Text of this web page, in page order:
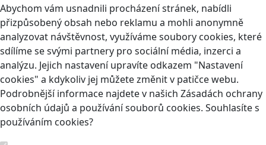
Abychom vám usnadnili procházení stránek, nabídli
přizpůsobený obsah nebo reklamu a mohli anonymně
analyzovat návštěvnost, využíváme soubory cookies, které
sdílíme se svými partnery pro sociální média, inzerci a
analýzu. Jejich nastavení upravíte odkazem "Nastavení
cookies" a kdykoliv jej můžete změnit v patičce webu.
Podrobnější informace najdete v našich Zásadách ochrany
osobních údajů a používání souborů cookies. Souhlasíte s
používáním cookies?